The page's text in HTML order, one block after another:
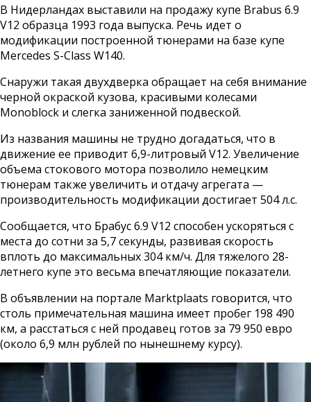
В Нидерландах выставили на продажу купе Brabus 6.9
V12 образца 1993 года выпуска. Речь идет о
модификации построенной тюнерами на базе купе
Mercedes S-Class W140.
Снаружи такая двухдверка обращает на себя внимание
черной окраской кузова, красивыми колесами
Monoblock и слегка заниженной подвеской.
Из названия машины не трудно догадаться, что в
движение ее приводит 6,9-литровый V12. Увеличение
объема стокового мотора позволило немецким
тюнерам также увеличить и отдачу агрегата —
производительность модификации достигает 504 л.с.
Сообщается, что Брабус 6.9 V12 способен ускоряться с
места до сотни за 5,7 секунды, развивая скорость
вплоть до максимальных 304 км/ч. Для тяжелого 28-
летнего купе это весьма впечатляющие показатели.
В объявлении на портале Marktplaats говорится, что
столь примечательная машина имеет пробег 198 490
км, а расстаться с ней продавец готов за 79 950 евро
(около 6,9 млн рублей по нынешнему курсу).